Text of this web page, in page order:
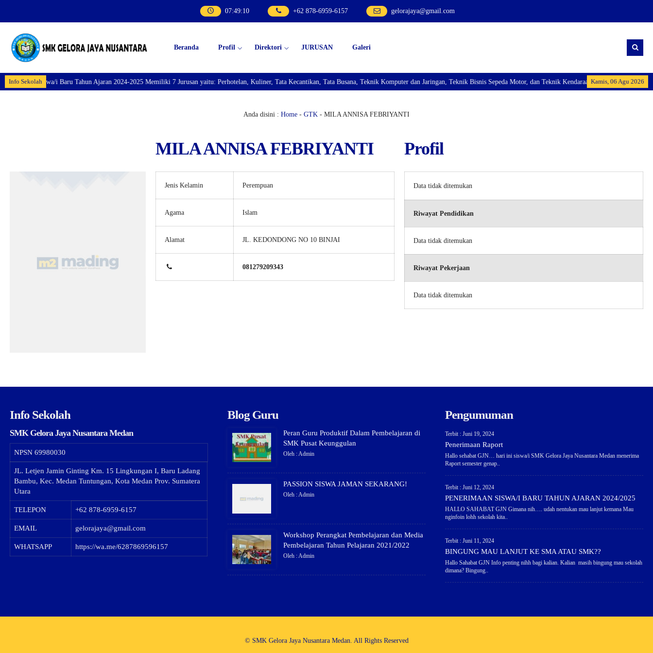
07:49:10 +62 878-6959-6157 gelorajaya@gmail.com
Beranda Profil Direktori JURUSAN Galeri
Info Sekolah Kamis, 06 Agu 2026
Siswa/i Baru Tahun Ajaran 2024-2025 Memiliki 7 Jurusan yaitu: Perhotelan, Kuliner, Tata Kecantikan, Tata Busana, Teknik Komputer dan Jaringan, Teknik Bisnis Sepeda Motor, dan Teknik Kendaraan Ringan Dan membuka
Anda disini : Home - GTK - MILA ANNISA FEBRIYANTI
MILA ANNISA FEBRIYANTI
Jenis Kelamin Perempuan
Agama Islam
Alamat JL. KEDONDONG NO 10 BINJAI
081279209343
Profil
Data tidak ditemukan
Riwayat Pendidikan
Data tidak ditemukan
Riwayat Pekerjaan
Data tidak ditemukan
Info Sekolah
SMK Gelora Jaya Nusantara Medan
NPSN 69980030
JL. Letjen Jamin Ginting Km. 15 Lingkungan I, Baru Ladang
Bambu, Kec. Medan Tuntungan, Kota Medan Prov. Sumatera
Utara
TELEPON +62 878-6959-6157
EMAIL gelorajaya@gmail.com
WHATSAPP https://wa.me/6287869596157
Blog Guru
Peran Guru Produktif Dalam Pembelajaran di
SMK Pusat Keunggulan
Oleh : Admin
PASSION SISWA JAMAN SEKARANG!
Oleh : Admin
Workshop Perangkat Pembelajaran dan Media
Pembelajaran Tahun Pelajaran 2021/2022
Oleh : Admin
Pengumuman
Terbit : Juni 19, 2024
Penerimaan Raport
Hallo sehabat GJN… hari ini siswa/i SMK Gelora Jaya Nusantara Medan menerima
Raport semester genap..
Terbit : Juni 12, 2024
PENERIMAAN SISWA/I BARU TAHUN AJARAN 2024/2025
HALLO SAHABAT GJN Gimana nih…. udah nentukan mau lanjut kemana Mau
nginfoin lohh sekolah kita..
Terbit : Juni 11, 2024
BINGUNG MAU LANJUT KE SMA ATAU SMK??
Hallo Sahabat GJN Info penting nihh bagi kalian. Kalian masih bingung mau sekolah
dimana? Bingung..
© SMK Gelora Jaya Nusantara Medan. All Rights Reserved